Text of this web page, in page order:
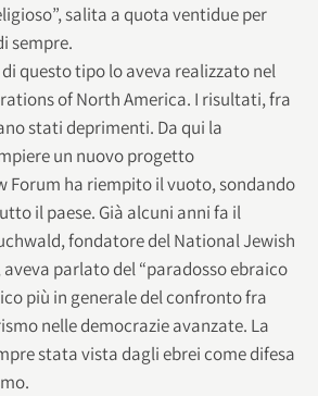
salita a quota ventidue per
sempre.
questo tipo lo aveva realizzato nel
of North America. I risultati, fra
stati deprimenti. Da qui la
un nuovo progetto
Forum ha riempito il vuoto, sondando
il paese. Già alcuni anni fa il
fondatore del National Jewish
parlato del “paradosso ebraico
più in generale del confronto fra
nelle democrazie avanzate. La
stata vista dagli ebrei come difesa